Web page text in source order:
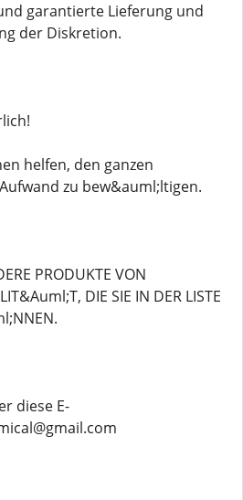
garantierte Lieferung und
der Diskretion.
helfen, den ganzen
zu bew&auml;ltigen.
PRODUKTE VON
DIE SIE IN DER LISTE
diese E-